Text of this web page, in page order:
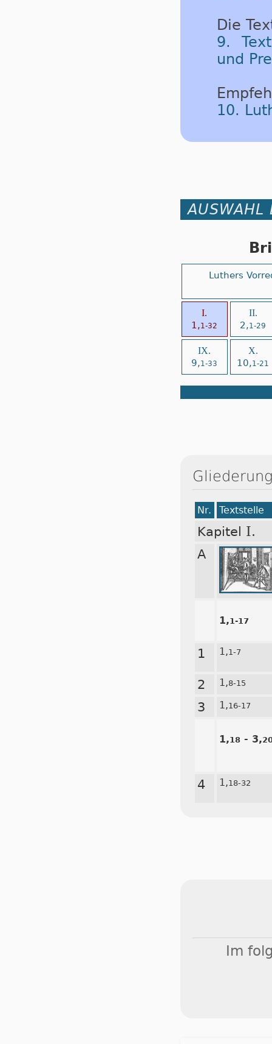
Die
9.
und
10.
AUSWAHL
Luthers
I.
1,1-32
II.
2,1-29
IX.
9,1-33
X.
10,1-21
Nr. Textstelle
Kapitel I.
A
1,1-17
1 1,1-7
2 1,8-15
3 1,16-17
1,18- 3,
4 1,18-32
Im